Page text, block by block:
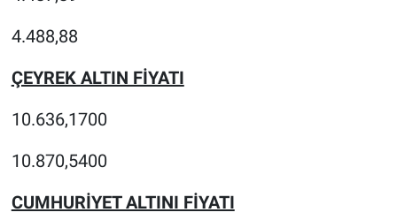
4.488,88
ÇEYREK ALTIN FİYATI
10.636,1700
10.870,5400
CUMHURİYET ALTINI FİYATI